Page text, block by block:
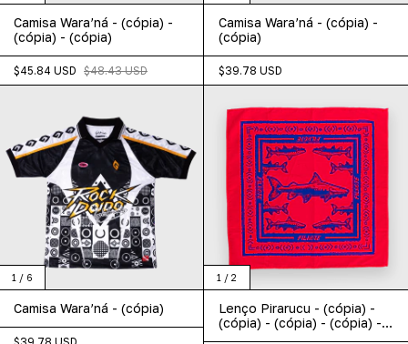
Camisa Wara’ná - (cópia) -
(cópia) - (cópia)
$45.84 USD $48.43 USD
Camisa Wara’ná - (cópia) -
(cópia)
$39.78 USD
1 / 6
Camisa Wara’ná - (cópia)
1 / 2
Lenço Pirarucu - (cópia) -
(cópia) - (cópia) - (cópia) -